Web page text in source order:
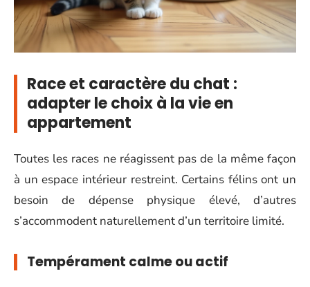
Race et caractère du chat :
adapter le choix à la vie en
appartement
Toutes les races ne réagissent pas de la même façon
à un espace intérieur restreint. Certains félins ont un
besoin de dépense physique élevé, d’autres
s’accommodent naturellement d’un territoire limité.
Tempérament calme ou actif